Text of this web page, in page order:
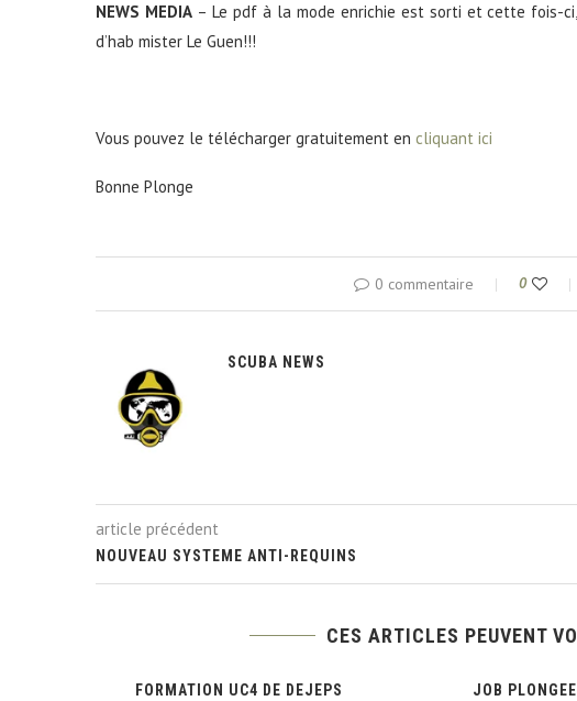
NEWS MEDIA– Le pdf à la mode enrichie est sorti et cette fois-
d’hab mister Le Guen!!!
Vous pouvez le télécharger gratuitement en cliquant ici
Bonne Plonge
0 commentaire 0
SCUBA NEWS
article précédent
NOUVEAU SYSTEME ANTI-REQUINS
CES ARTICLES PEUVENT
FORMATION UC4 DE DEJEPS
JOB PLONGEE